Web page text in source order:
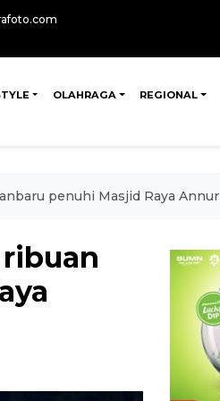
OLAHRAGA REGIONAL
penuhi Masjid Raya Annur